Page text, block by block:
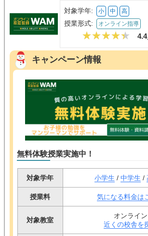
対象学年: 小 中 高
授業形式: オンライン指導
キャンペーン情報
無料体験授業実施中！
対象学年 小学生 / 中学生 /
授業料 気になる料金は
対象教室
オンライン
近くの校舎を